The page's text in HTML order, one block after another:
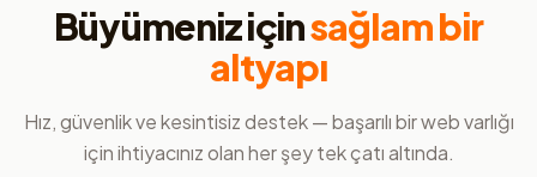
Büyümeniz içinsağlam bir
altyapı
Hız, güvenlik ve kesintisiz destek — başarılı bir web varlığı
için ihtiyacınız olan her şey tek çatı altında.